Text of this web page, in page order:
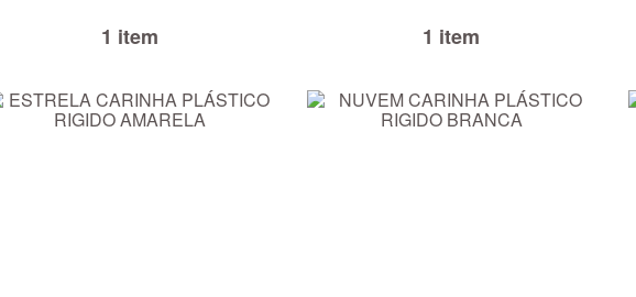
1 item 1 item